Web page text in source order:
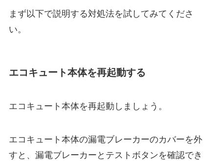
まず以下で説明する対処法を試してみてくださ
い。
エコキュート本体を再起動する
エコキュート本体を再起動しましょう。
エコキュート本体の漏電ブレーカーのカバーを外
すと、漏電ブレーカーとテストボタンを確認でき